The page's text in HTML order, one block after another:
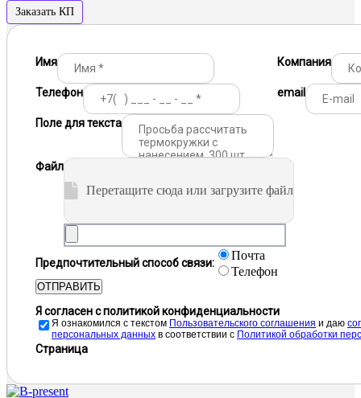
Заказать КП
Имя Компания
Телефон email
Поле для текста
Файл
Перетащите сюда или загрузите файл
Предпочтительный способ связи:
Почта
Телефон
ОТПРАВИТЬ
Я согласен с политикой конфиденциальности
Я ознакомился с текстом Пользовательского соглашения и даю
персональных данных в соответствии с Политикой обработки
Страница